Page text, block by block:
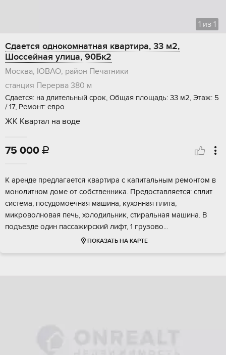
1 из 1
Сдается однокомнатная квартира, 33 м2,
Шоссейная улица, 90Бк2
Москва, ЮВАО, район Печатники
станция Перерва 380 м
Сдается: на длительный срок, Общая площадь: 33 м2, Этаж: 5
/ 17, Ремонт: евро
ЖК Квартал на воде
75 000 
К аренде предлагается квартира с капитальным ремонтом в
монолитном доме от собственника. Предоставляется: сплит
система, посудомоечная машина, кухонная плита,
микроволновая печь, холодильник, стиральная машина. В
подъезде один пассажирский лифт, 1 грузово...
ПОКАЗАТЬ НА КАРТЕ